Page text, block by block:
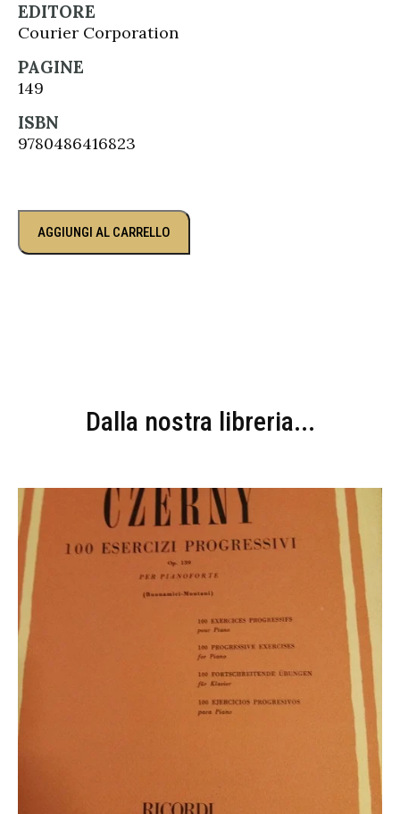
EDITORE
Courier Corporation
PAGINE
149
ISBN
9780486416823
AGGIUNGI AL CARRELLO
Dalla nostra libreria...